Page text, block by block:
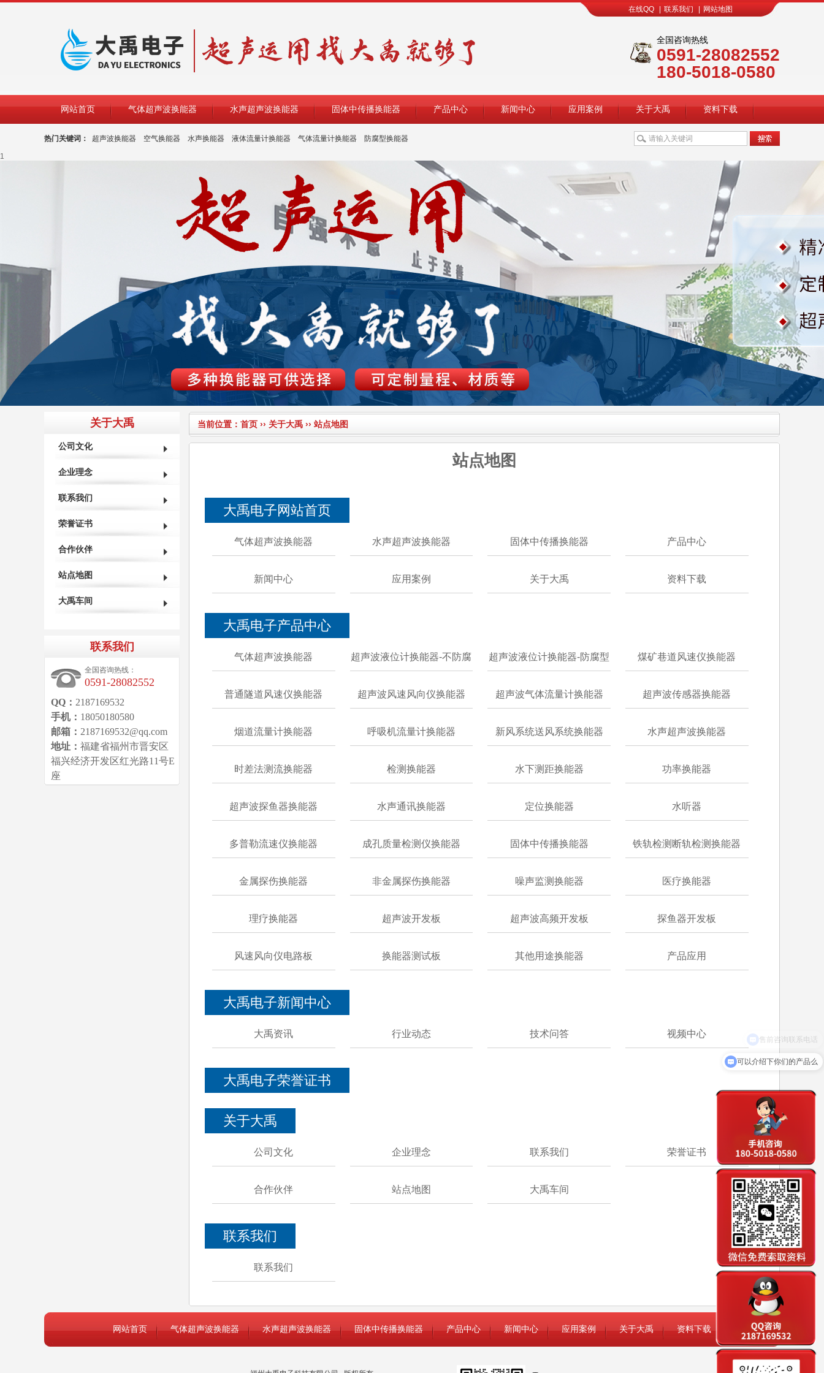
在线QQ 联系我们 网站地图
全国咨询热线
0591-28082552
180-5018-0580
网站首页 气体超声波换能器 水声超声波换能器 固体中传播换能器 产品中心 新闻中心 应用案例 关于大禹 资料下载
热门关键词： 超声波换能器 空气换能器 水声换能器 液体流量计换能器 气体流量计换能器 防腐型换能器
1
当前位置： 首页 ›› 关于大禹 ›› 站点地图
站点地图
大禹电子网站首页
气体超声波换能器 水声超声波换能器 固体中传播换能器 产品中心
新闻中心 应用案例 关于大禹 资料下载
大禹电子产品中心
气体超声波换能器 超声波液位计换能器-不防腐 超声波液位计换能器-防腐型 煤矿巷道风速仪换能器
普通隧道风速仪换能器 超声波风速风向仪换能器 超声波气体流量计换能器 超声波传感器换能器
烟道流量计换能器 呼吸机流量计换能器 新风系统送风系统换能器 水声超声波换能器
时差法测流换能器 检测换能器 水下测距换能器 功率换能器
超声波探鱼器换能器 水声通讯换能器 定位换能器 水听器
多普勒流速仪换能器 成孔质量检测仪换能器 固体中传播换能器 铁轨检测断轨检测换能器
金属探伤换能器 非金属探伤换能器 噪声监测换能器 医疗换能器
理疗换能器 超声波开发板 超声波高频开发板 探鱼器开发板
风速风向仪电路板 换能器测试板 其他用途换能器 产品应用
大禹电子新闻中心
大禹资讯 行业动态 技术问答 视频中心
大禹电子荣誉证书
关于大禹
公司文化 企业理念 联系我们 荣誉证书
合作伙伴 站点地图 大禹车间
联系我们
联系我们
关于大禹
公司文化
企业理念
联系我们
荣誉证书
合作伙伴
站点地图
大禹车间
联系我们
全国咨询热线：
0591-28082552
QQ： 2187169532
手机： 18050180580
邮箱： 2187169532@qq.com
地址： 福建省福州市晋安区
福兴经济开发区红光路11号E
座
网站首页 气体超声波换能器 水声超声波换能器 固体中传播换能器 产品中心 新闻中心 应用案例 关于大禹 资料下载
可以介绍下你们的产品么